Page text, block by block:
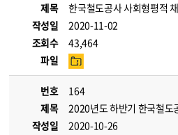
제목
한국철도공사 사회형평적
작성일
2020-11-02
조회수
43,464
파일
번호
164
제목
2020년도 하반기 한국철도
작성일
2020-10-26